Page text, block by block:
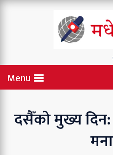
Menu
दसैँको मुख्य दिन: